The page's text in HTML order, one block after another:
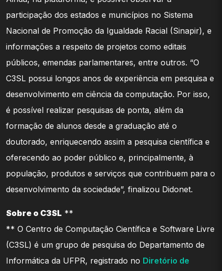
participação dos estados e municípios no Sistema
Nacional de Promoção da Igualdade Racial (Sinapir), e
informações a respeito de projetos como editais
públicos, emendas parlamentares, entre outros. “O
C3SL possui longos anos de experiência em pesquisa e
desenvolvimento em ciência da computação. Por isso,
é possível realizar pesquisas de ponta, além da
formação de alunos desde a graduação até o
doutorado, enriquecendo assim a pesquisa científica e
oferecendo ao poder público e, principalmente, à
população, produtos e serviços que contribuem para o
desenvolvimento da sociedade”, finalizou Didonet.
Sobre o C3SL **
** O Centro de Computação Científica e Software Livre
(C3SL) é um grupo de pesquisa do Departamento de
Informática da UFPR, registrado no Diretório de